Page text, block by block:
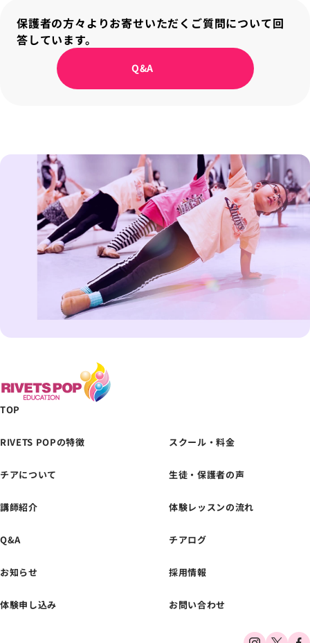
保護者の方々よりお寄せいただくご質問について回
答しています。
Q&A
体験レッスンの
お申し込みはこちら
TOP
RIVETS POPの特徴 スクール・料金
チアについて 生徒・保護者の声
講師紹介 体験レッスンの流れ
Q&A チアログ
お知らせ 採用情報
体験申し込み お問い合わせ